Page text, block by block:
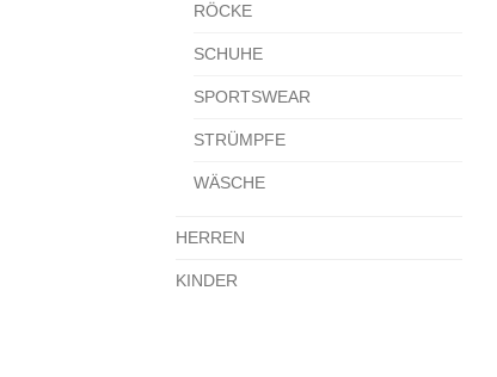
RÖCKE
SCHUHE
SPORTSWEAR
STRÜMPFE
WÄSCHE
HERREN
KINDER